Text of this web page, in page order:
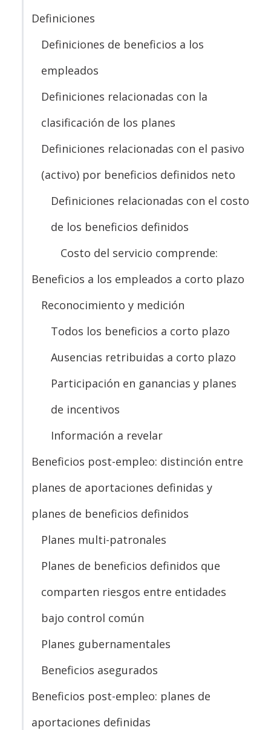
Definiciones
Definiciones de beneficios a los
empleados
Definiciones relacionadas con la
clasificación de los planes
Definiciones relacionadas con el pasivo
(activo) por beneficios definidos neto
Definiciones relacionadas con el costo
de los beneficios definidos
Costo del servicio comprende:
Beneficios a los empleados a corto plazo
Reconocimiento y medición
Todos los beneficios a corto plazo
Ausencias retribuidas a corto plazo
Participación en ganancias y planes
de incentivos
Información a revelar
Beneficios post-empleo: distinción entre
planes de aportaciones definidas y
planes de beneficios definidos
Planes multi-patronales
Planes de beneficios definidos que
comparten riesgos entre entidades
bajo control común
Planes gubernamentales
Beneficios asegurados
Beneficios post-empleo: planes de
aportaciones definidas